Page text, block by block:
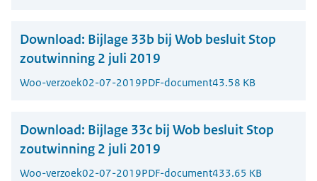
Download: Bijlage 33b bij Wob besluit Stop
zoutwinning 2 juli 2019
Woo-verzoek02-07-2019PDF-document43.58 KB
Download: Bijlage 33c bij Wob besluit Stop
zoutwinning 2 juli 2019
Woo-verzoek02-07-2019PDF-document433.65 KB